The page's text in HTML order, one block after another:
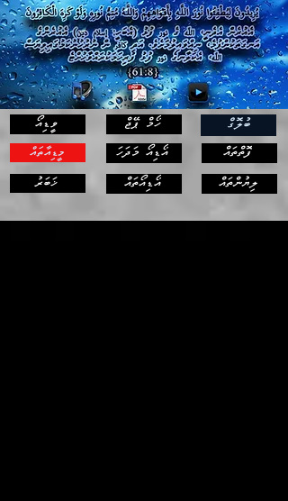
ވީޑިއޯ
މީޑިއާތައް
ޚަބަރު
ހޯމް ޕޭޖް
އޯޑިއޯ މަދަހަ
އޯޑިއޯތައް
ބުލޮގް
ފޮތްތައް
ލިޔުންތައް